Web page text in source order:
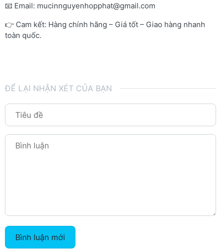
📧 Email: mucinnguyenhopphat@gmail.com
👉 Cam kết: Hàng chính hãng – Giá tốt – Giao hàng nhanh
toàn quốc.
ĐỂ LẠI NHẬN XÉT CỦA BẠN
Bình luận mới